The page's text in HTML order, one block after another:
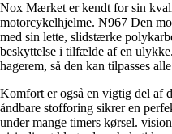
Nox Mærket er kendt for sin
motorcykelhjelme. N967 Den
med sin lette, slidstærke
beskyttelse i tilfælde af en
hagerem, så den kan tilpasses
Komfort er også en vigtig del af
åndbare stofforing sikrer en
under mange timers kørsel.